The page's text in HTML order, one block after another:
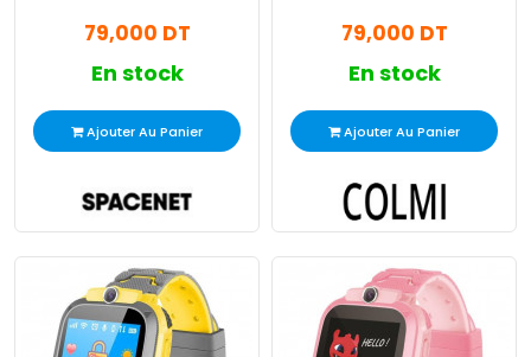
79,000 DT
En stock
Ajouter Au Panier
79,000 DT
En stock
Ajouter Au Panier